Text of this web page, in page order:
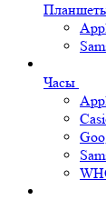
Часы